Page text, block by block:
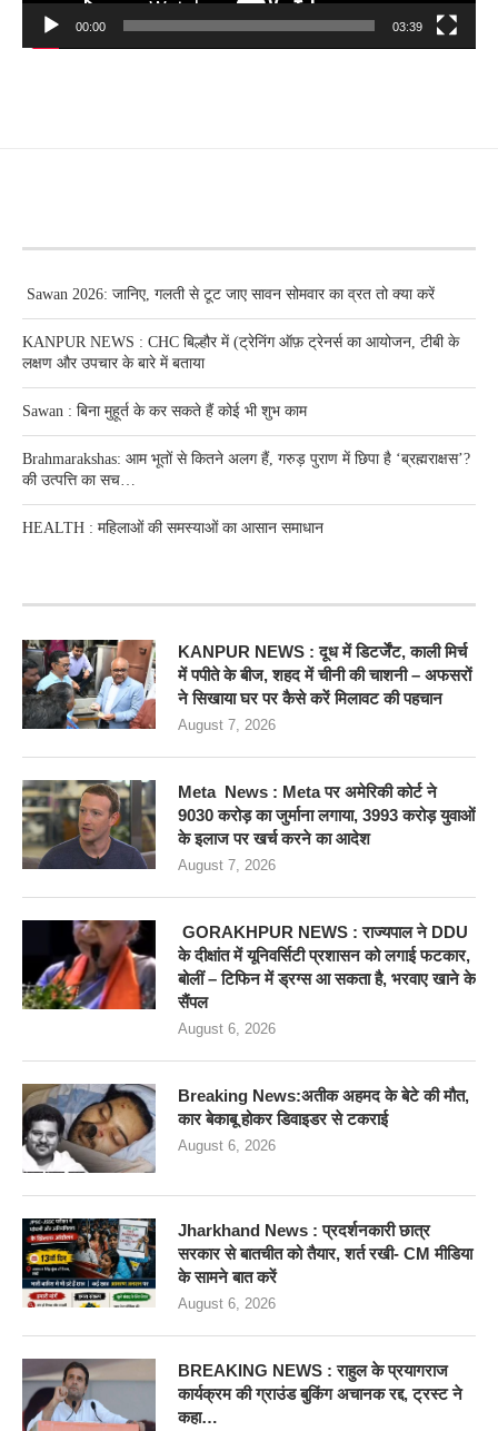
00:00 03:39
Sawan 2026: जानिए, गलती से टूट जाए सावन सोमवार का व्रत तो क्या करें
KANPUR NEWS : CHC बिल्हौर में (ट्रेनिंग ऑफ़ ट्रेनर्स का आयोजन, टीबी के
लक्षण और उपचार के बारे में बताया
Sawan : बिना मुहूर्त के कर सकते हैं कोई भी शुभ काम
Brahmarakshas: आम भूतों से कितने अलग हैं, गरुड़ पुराण में छिपा है ‘ब्रह्मराक्षस’?
की उत्पत्ति का सच…
HEALTH : महिलाओं की समस्‍याओं का आसान समाधान
KANPUR NEWS : दूध में डिटर्जेंट, काली मिर्च
में पपीते के बीज, शहद में चीनी की चाशनी – अफसरों
ने सिखाया घर पर कैसे करें मिलावट की पहचान
August 7, 2026
Meta News : Meta पर अमेरिकी कोर्ट ने
9030 करोड़ का जुर्माना लगाया, 3993 करोड़ युवाओं
के इलाज पर खर्च करने का आदेश
August 7, 2026
GORAKHPUR NEWS : राज्यपाल ने DDU
के दीक्षांत में यूनिवर्सिटी प्रशासन को लगाई फटकार,
बोलीं – टिफिन में ड्रग्स आ सकता है, भरवाए खाने के
सैंपल
August 6, 2026
Breaking News:अतीक अहमद के बेटे की मौत,
कार बेकाबू होकर डिवाइडर से टकराई
August 6, 2026
Jharkhand News : प्रदर्शनकारी छात्र
सरकार से बातचीत को तैयार, शर्त रखी- CM मीडिया
के सामने बात करें
August 6, 2026
BREAKING NEWS : राहुल के प्रयागराज
कार्यक्रम की ग्राउंड बुकिंग अचानक रद्द, ट्रस्ट ने
कहा…